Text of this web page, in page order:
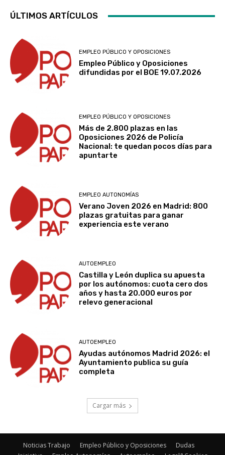
ÚLTIMOS ARTÍCULOS
EMPLEO PÚBLICO Y OPOSICIONES
Empleo Público y Oposiciones
difundidas por el BOE 19.07.2026
EMPLEO PÚBLICO Y OPOSICIONES
Más de 2.800 plazas en las
Oposiciones 2026 de Policía
Nacional: te quedan pocos días para
apuntarte
EMPLEO AUTONOMÍAS
Verano Joven 2026 en Madrid: 800
plazas gratuitas para ganar
experiencia este verano
AUTOEMPLEO
Castilla y León duplica su apuesta
por los autónomos: cuota cero dos
años y hasta 20.000 euros por
relevo generacional
AUTOEMPLEO
Ayudas autónomos Madrid 2026: el
Ayuntamiento publica su guía
completa
Cargar más
Noticias Trabajo Empleo Público y Oposiciones
Dudas